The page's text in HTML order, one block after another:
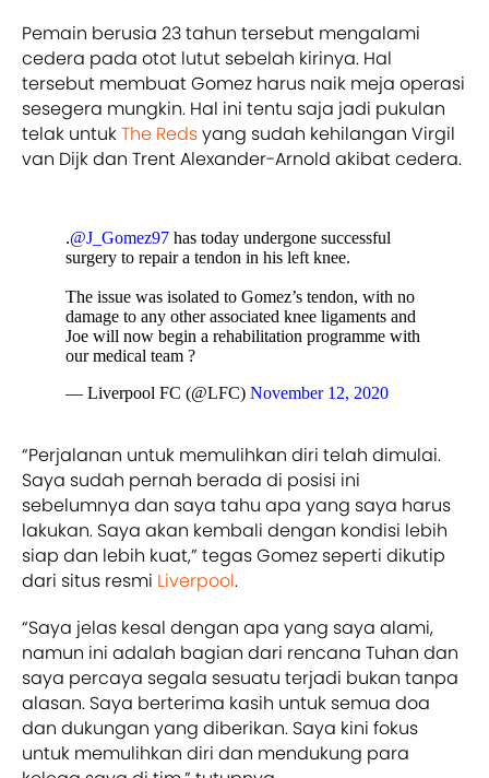
Pemain berusia 23 tahun tersebut mengalami
cedera pada otot lutut sebelah kirinya. Hal
tersebut membuat Gomez harus naik meja operasi
sesegera mungkin. Hal ini tentu saja jadi pukulan
telak untukThe Redsyang sudah kehilangan Virgil
van Dijk dan Trent Alexander-Arnold akibat cedera.
.@J_Gomez97 has today undergone successful
surgery to repair a tendon in his left knee.
The issue was isolated to Gomez’s tendon, with no
damage to any other associated knee ligaments and
Joe will now begin a rehabilitation programme with
our medical team ?
— Liverpool FC (@LFC) November 12, 2020
“Perjalanan untuk memulihkan diri telah dimulai.
Saya sudah pernah berada di posisi ini
sebelumnya dan saya tahu apa yang saya harus
lakukan. Saya akan kembali dengan kondisi lebih
siap dan lebih kuat,” tegas Gomez seperti dikutip
dari situs resmi Liverpool.
“Saya jelas kesal dengan apa yang saya alami,
namun ini adalah bagian dari rencana Tuhan dan
saya percaya segala sesuatu terjadi bukan tanpa
alasan. Saya berterima kasih untuk semua doa
dan dukungan yang diberikan. Saya kini fokus
untuk memulihkan diri dan mendukung para